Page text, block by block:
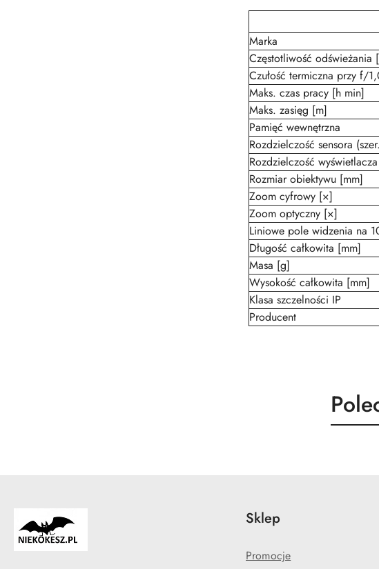
Marka
Częstotliwość odświeżania
Czułość termiczna przy f/
Maks. czas pracy [h min]
Maks. zasięg [m]
Pamięć wewnętrzna
Rozdzielczość sensora
Rozdzielczość
Rozmiar obiektywu [mm]
Zoom cyfrowy [×]
Zoom optyczny [×]
Liniowe pole widzenia na
Długość całkowita [mm]
Masa [g]
Wysokość całkowita [mm]
Klasa szczelności IP
Producent
o
Sklep
Promocje